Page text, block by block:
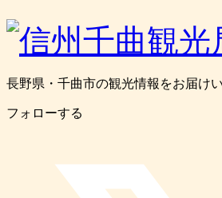
長野県・千曲市の観光情報をお届けい
フォローする